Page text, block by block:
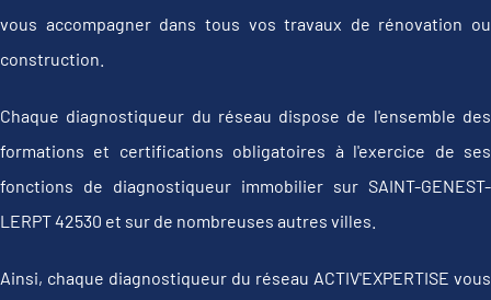
vous accompagner dans tous vos travaux de rénovation ou
construction.
Chaque diagnostiqueur du réseau dispose de l'ensemble des
formations et certifications obligatoires à l'exercice de ses
fonctions de diagnostiqueur immobilier sur SAINT-GENEST-
LERPT 42530 et sur de nombreuses autres villes.
Ainsi, chaque diagnostiqueur du réseau ACTIV'EXPERTISE vous